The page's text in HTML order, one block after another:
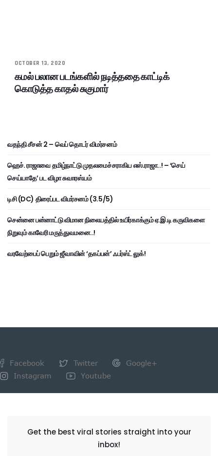
OCTOBER 13, 2020
கமல் பலான படங்களில் நடித்ததை காட்டிக்
கொடுத்த காதல் சுகுமார்
வதந்தி சீசன் 2 – வெப் தொடர் விமர்சனம்
ஹெச். ராஜாவை தமிழ்நாட்டு முதலமைச்சராகிய எஸ்.ராஜா..! – ‘செய்
செய்யாதே’ பட விழா சுவாரஸ்யம்
டிசி (DC) திரைப்பட விமர்சனம் (3.5/5)
சென்னை பன்னாட்டு விமான நிலையத்தில் உயிர்காக்கும் ஏ.இ.டி கருவிகளை
நிறுவும் காவேரி மருத்துவமனை..!
வரவேற்பைப் பெறும் ஜீவாவின் ‘தகப்பன்’ ஃபர்ஸ்ட் லுக்!
Facebook Twitter
Google+
Instagram
Youtube
Get the best viral stories straight into your
inbox!